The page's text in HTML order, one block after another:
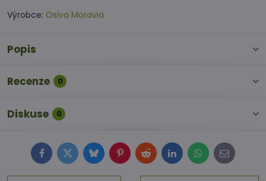
Výrobce: Osiva Moravia
Popis
Recenze 0
Diskuse 0
FacebookTwitterBlueskyPinterestRedditLinkedInWhatsApp
E-
mail